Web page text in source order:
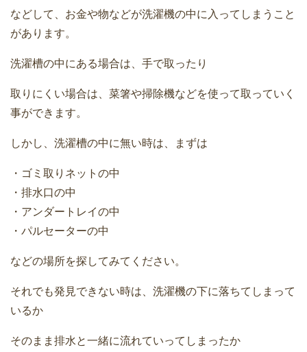
などして、お金や物などが洗濯機の中に入ってしまうこと
があります。
洗濯槽の中にある場合は、手で取ったり
取りにくい場合は、菜箸や掃除機などを使って取っていく
事ができます。
しかし、洗濯槽の中に無い時は、まずは
・ゴミ取りネットの中
・排水口の中
・アンダートレイの中
・パルセーターの中
などの場所を探してみてください。
それでも発見できない時は、洗濯機の下に落ちてしまって
いるか
そのまま排水と一緒に流れていってしまったか